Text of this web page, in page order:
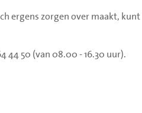
of een dikke keel
Reacties treden in de
ergens zorgen over maakt,
44 50 (van 08.00 - 16.30 uur).